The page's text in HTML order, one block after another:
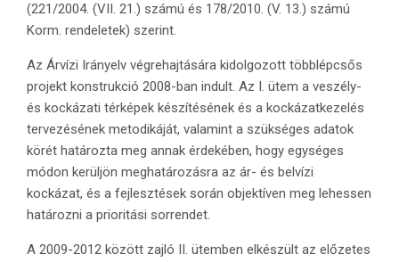
(221/2004. (VII. 21.) számú és 178/2010. (V. 13.) számú
Korm. rendeletek) szerint.
Az Árvízi Irányelv végrehajtására kidolgozott többlépcsős
projekt konstrukció 2008-ban indult. Az I. ütem a veszély-
és kockázati térképek készítésének és a kockázatkezelés
tervezésének metodikáját, valamint a szükséges adatok
körét határozta meg annak érdekében, hogy egységes
módon kerüljön meghatározásra az ár- és belvízi
kockázat, és a fejlesztések során objektíven meg lehessen
határozni a prioritási sorrendet.
A 2009-2012 között zajló II. ütemben elkészült az előzetes